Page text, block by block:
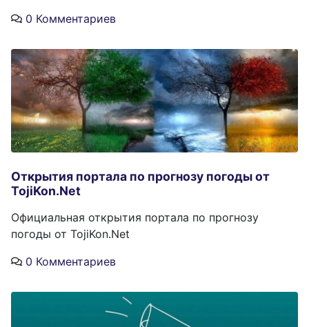
0 Комментариев
Открытия портала по прогнозу погоды от
TojiKon.Net
Официальная открытия портала по прогнозу
погоды от TojiKon.Net
0 Комментариев